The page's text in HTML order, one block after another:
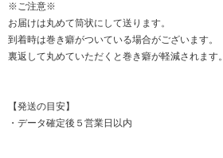
※ご注意※
お届けは丸めて筒状にして送ります。
到着時は巻き癖がついている場合がございます。
裏返して丸めていただくと巻き癖が軽減されます。
【発送の目安】
・データ確定後５営業日以内